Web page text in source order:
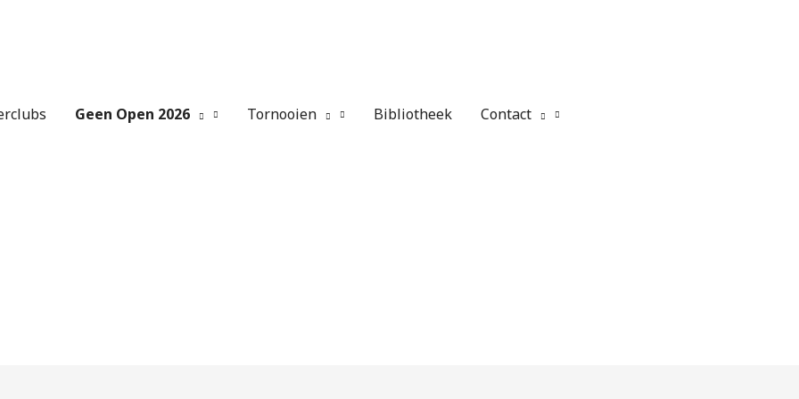
Geen Open 2026 Tornooien Bibliotheek Contact